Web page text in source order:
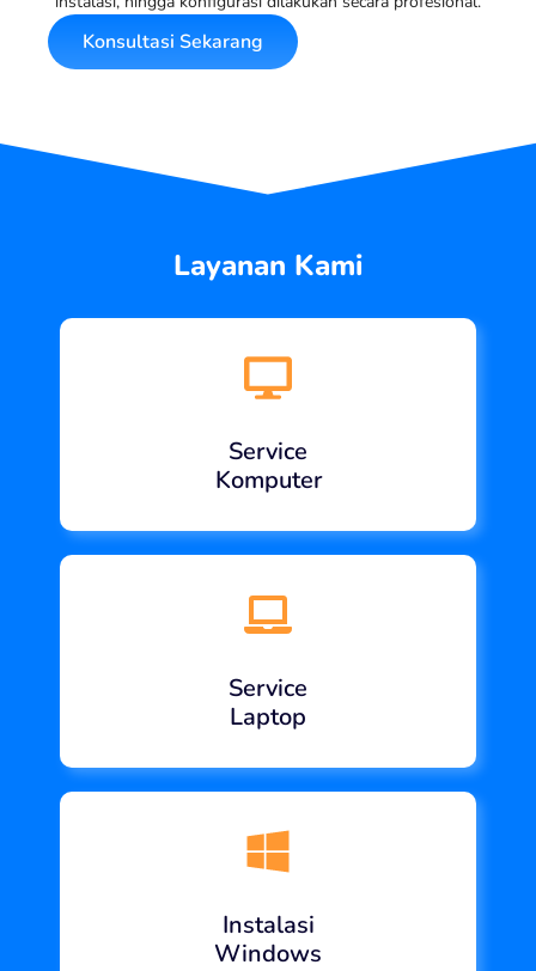
Konsultasi Sekarang
Layanan Kami
Service
Komputer
Service
Laptop
Instalasi
Windows